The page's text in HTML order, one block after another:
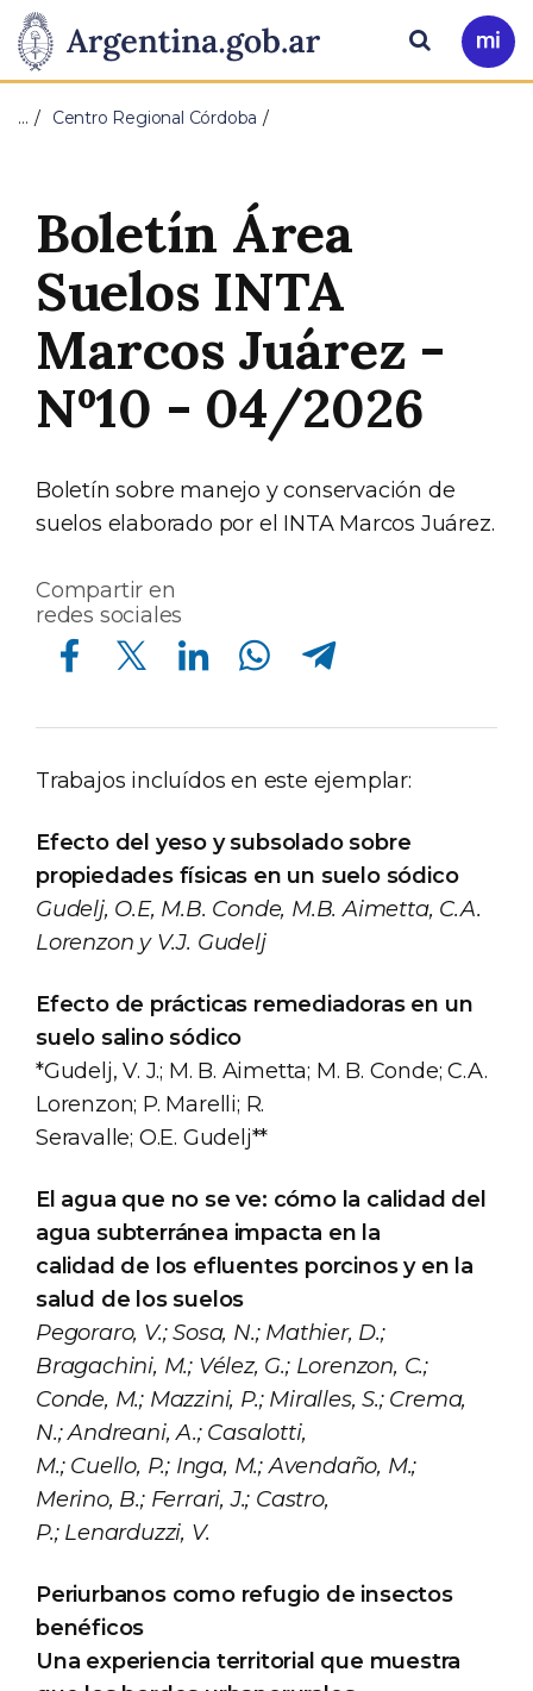
Presidencia
de
Nación
Pasar al contenido principal
Ir
a
Buscar
… Centro Regional Córdoba
Boletín Área
Suelos INTA
Marcos Juárez -
Nº10 - 04/2026
Boletín sobre manejo y conservación de
suelos elaborado por el INTA Marcos Juárez.
Compartir en
redes sociales
Compartir en Facebook Compartir en Twitter Compartir en Linkedin Compartir en Whatsapp Compartir en Telegram
Trabajos incluídos en este ejemplar:
Efecto del yeso y subsolado sobre
propiedades físicas en un suelo sódico
Gudelj, O.E, M.B. Conde, M.B. Aimetta, C.A.
Lorenzon y V.J. Gudelj
Efecto de prácticas remediadoras en un
suelo salino sódico
*Gudelj, V. J.; M. B. Aimetta; M. B. Conde; C.A.
Lorenzon; P. Marelli; R.
Seravalle; O.E. Gudelj**
El agua que no se ve: cómo la calidad del
agua subterránea impacta en la
calidad de los efluentes porcinos y en la
salud de los suelos
Pegoraro, V.; Sosa, N.; Mathier, D.;
Bragachini, M.; Vélez, G.; Lorenzon, C.;
Conde, M.; Mazzini, P.; Miralles, S.; Crema,
N.; Andreani, A.; Casalotti,
M.; Cuello, P.; Inga, M.; Avendaño, M.;
Merino, B.; Ferrari, J.; Castro,
P.; Lenarduzzi, V.
Periurbanos como refugio de insectos
benéficos
Una experiencia territorial que muestra